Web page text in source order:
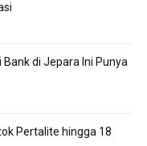
di Jepara Ini Punya
Pertalite hingga 18